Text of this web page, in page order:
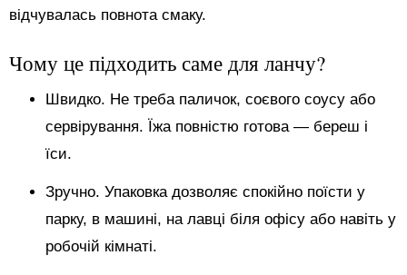
відчувалась повнота смаку.
Чому це підходить саме для ланчу?
Швидко. Не треба паличок, соєвого соусу або
сервірування. Їжа повністю готова — береш і
їси.
Зручно. Упаковка дозволяє спокійно поїсти у
парку, в машині, на лавці біля офісу або навіть у
робочій кімнаті.